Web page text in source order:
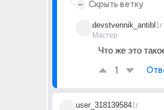
Скрыть ветку
devstvennik_antibl
Мастер
1г
Что же это
1
user_3181395841г